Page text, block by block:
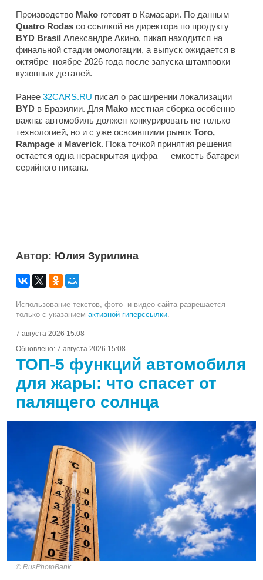
Производство Mako готовят в Камасари. По данным
Quatro Rodas со ссылкой на директора по продукту
BYD Brasil Александре Акино, пикап находится на
финальной стадии омологации, а выпуск ожидается в
октябре–ноябре 2026 года после запуска штамповки
кузовных деталей.
Ранее 32CARS.RU писал о расширении локализации
BYD в Бразилии. Для Mako местная сборка особенно
важна: автомобиль должен конкурировать не только
технологией, но и с уже освоившими рынок Toro,
Rampage и Maverick. Пока точкой принятия решения
остается одна нераскрытая цифра — емкость батареи
серийного пикапа.
Автор: Юлия Зурилина
Использование текстов, фото- и видео сайта разрешается
только с указанием активной гиперссылки.
7 августа 2026 15:08
Обновлено: 7 августа 2026 15:08
ТОП-5 функций автомобиля
для жары: что спасет от
палящего солнца
RusPhotoBank